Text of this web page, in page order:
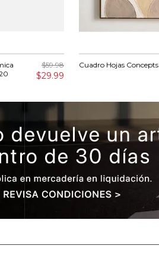
$59.98
$29.99
Cuadro Hojas Concepts